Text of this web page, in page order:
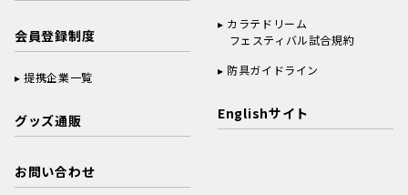
会員登録制度
提携企業一覧
グッズ通販
お問い合わせ
カラテドリーム
フェスティバル試合規約
防具ガイドライン
Englishサイト